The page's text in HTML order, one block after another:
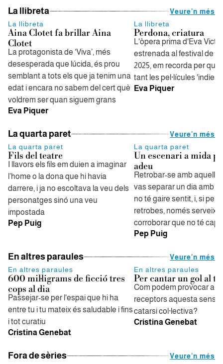
La llibreta
Veure'n més
La llibreta
Aina Clotet fa brillar Aina
Clotet
La protagonista de ‘Viva’, més
desesperada que lúcida, és prou
semblant a tots els que ja tenim una
edat i encara no sabem del cert què
voldrem ser quan siguem grans
Eva Piquer
La llibreta
Perdona, criatura
L'òpera prima d'Eva
estrenada al festival de
2025, em recorda per
tant les pel·lícules 'indies'
Eva Piquer
La quarta paret
Veure'n més
La quarta paret
Fils del teatre
I llavors els fils em duien a imaginar
l’home o la dona que hi havia
darrere, i ja no escoltava la veu dels
personatges sinó una veu
impostada
Pep Puig
La quarta paret
Un escenari a mida
adeu
Retrobar-se amb aquells
vas separar un dia amb
no té gaire sentit, i, si pel
retrobes, només serveix
corroborar que no té cap
Pep Puig
En altres paraules
Veure'n més
En altres paraules
600 mil·ligrams de ficció tres
cops al dia
Passejar-se per l'espai que hi ha
entre tu i tu mateix és saludable i fins
i tot curatiu
Cristina Genebat
En altres paraules
Per cantar un gol al
Com podem provocar als
receptors aquesta
catarsi col·lectiva?
Cristina Genebat
Fora de sèries
Veure'n més